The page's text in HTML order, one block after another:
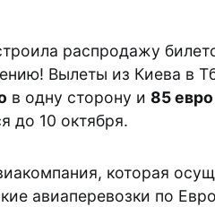
распродажу
Вылеты из Киева в
в одну сторону и 85 евро
до 10 октября.
которая
авиаперевозки по